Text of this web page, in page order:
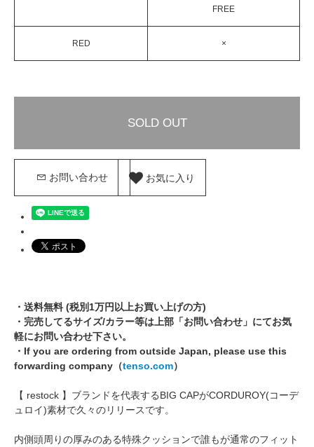
FREE
RED ×
SOLD OUT
お問い合わせ お気に入り
・送料無料 (税別1万円以上お買い上げの方)
・完売してるサイズ/カラー等は上部「お問い合わせ」にてお気
軽にお問い合わせ下さい。
・If you are ordering from outside Japan, please use this
forwarding company（tenso.com）
【 restock 】ブランドを代表するBIG CAPがCORDUROY(コーデ
ュロイ)素材で久々のリリースです。
内側頭周りの厚みのある特殊クッションで誰もが通常のフィット